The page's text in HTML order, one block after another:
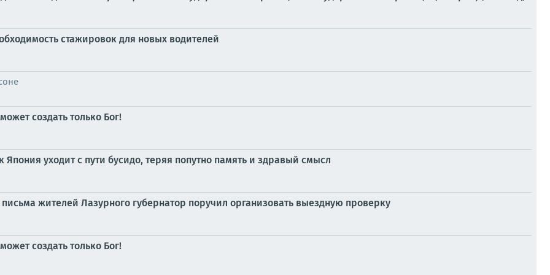
стажировок для новых водителей
создать только Бог!
уходит с пути бусидо, теряя попутно память и здравый смысл
жителей Лазурного губернатор поручил организовать выездную проверку
создать только Бог!